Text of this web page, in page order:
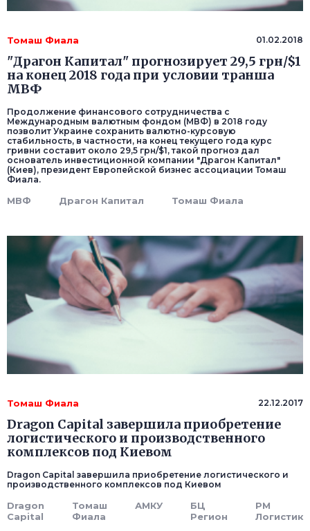
Томаш Фиала 01.02.2018
"Драгон Капитал" прогнозирует 29,5 грн/$1
на конец 2018 года при условии транша
МВФ
Продолжение финансового сотрудничества с
Международным валютным фондом (МВФ) в 2018 году
позволит Украине сохранить валютно-курсовую
стабильность, в частности, на конец текущего года курс
гривни составит около 29,5 грн/$1, такой прогноз дал
основатель инвестиционной компании "Драгон Капитал"
(Киев), президент Европейской бизнес ассоциации Томаш
Фиала.
МВФ Драгон Капитал Томаш Фиала
Томаш Фиала 22.12.2017
Dragon Capital завершила приобретение
логистического и производственного
комплексов под Киевом
Dragon Capital завершила приобретение логистического и
производственного комплексов под Киевом
Dragon
Capital
Томаш
Фиала
АМКУ
БЦ
Регион
РМ
Логистик